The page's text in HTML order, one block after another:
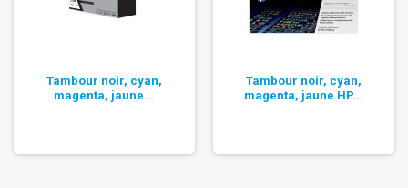
Tambour noir, cyan,
magenta, jaune...
Tambour noir, cyan,
magenta, jaune HP...